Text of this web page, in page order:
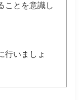
ことを意識し
行いましょ